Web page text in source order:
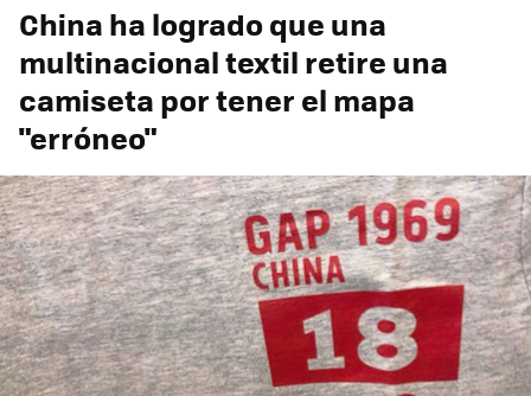
China ha logrado que una
multinacional textil retire una
camiseta por tener el mapa
"erróneo"